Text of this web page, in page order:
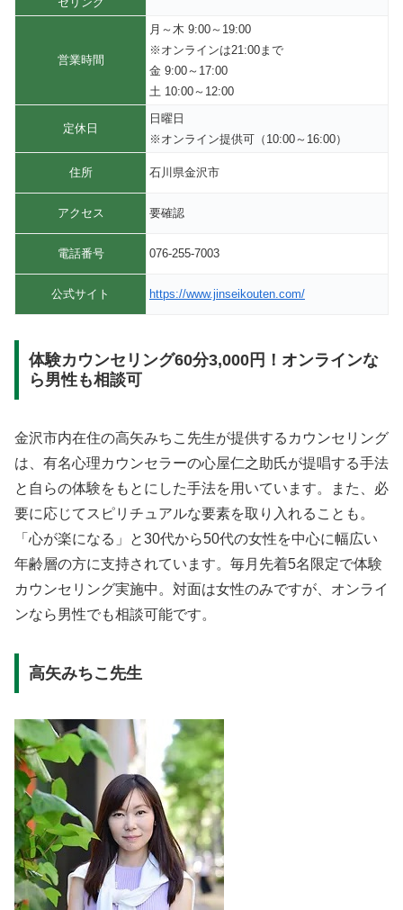
営業時間
月～木 9:00～19:00
※オンラインは21:00まで
金 9:00～17:00
土 10:00～12:00
定休日
日曜日
※オンライン提供可（10:00～16:00）
住所 石川県金沢市
アクセス 要確認
電話番号 076-255-7003
公式サイト https://www.jinseikouten.com/
体験カウンセリング60分3,000円！オンラインな
ら男性も相談可
金沢市内在住の高矢みちこ先生が提供するカウンセリング
は、有名心理カウンセラーの心屋仁之助氏が提唱する手法
と自らの体験をもとにした手法を用いています。また、必
要に応じてスピリチュアルな要素を取り入れることも。
「心が楽になる」と30代から50代の女性を中心に幅広い
年齢層の方に支持されています。毎月先着5名限定で体験
カウンセリング実施中。対面は女性のみですが、オンライ
ンなら男性でも相談可能です。
高矢みちこ先生